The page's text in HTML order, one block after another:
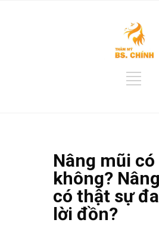
Nâng mũi
không?
có thật sự
lời đồn?